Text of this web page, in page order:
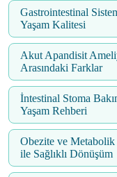
Gastrointestinal
Yaşam Kalitesi
Akut Apandisit
Arasındaki Farklar
İntestinal Stoma
Yaşam Rehberi
Obezite ve
ile Sağlıklı Dönüşüm